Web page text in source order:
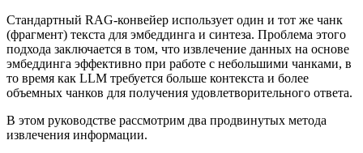
Стандартный RAG-конвейер использует один и тот же чанк
(фрагмент) текста для эмбеддинга и синтеза. Проблема этого
подхода заключается в том, что извлечение данных на основе
эмбеддинга эффективно при работе с небольшими чанками, в
то время как LLM требуется больше контекста и более
объемных чанков для получения удовлетворительного ответа.
В этом руководстве рассмотрим два продвинутых метода
извлечения информации.